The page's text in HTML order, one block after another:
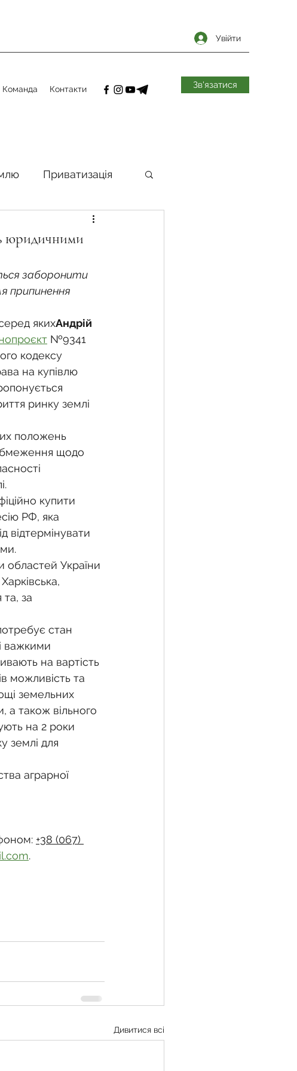
Увійти
Команда Контакти Зв'язатися
Приватизація
самоврядування
меж земельної ділянки
у воєнний час
юридичними
заборонити
припинення
якихАндрій
№9341
кодексу
на купівлю
ринку землі
положень
щодо
купити
РФ, яка
відтермінувати
областей України
за
стан
важкими
на вартість
можливість та
земельних
а також вільного
на 2 роки
землі для
аграрної
+38 (067)
.
Дивитися всі